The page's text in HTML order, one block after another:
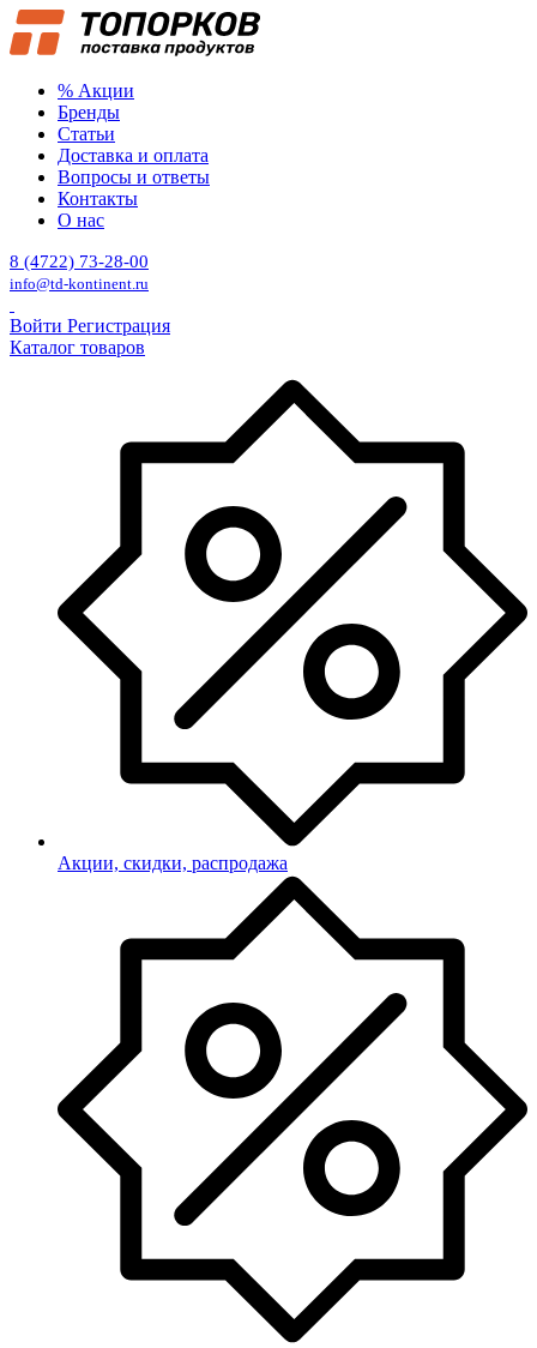
% Акции
Бренды
Статьи
Доставка и оплата
Вопросы и ответы
Контакты
О нас
8 (4722) 73-28-00
info@td-kontinent.ru
Войти Регистрация
Каталог товаров
Акции, скидки, распродажа